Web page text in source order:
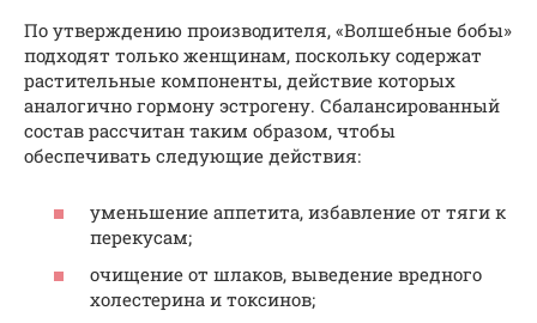
По утверждению производителя, «Волшебные бобы»
подходят только женщинам, поскольку содержат
растительные компоненты, действие которых
аналогично гормону эстрогену. Сбалансированный
состав рассчитан таким образом, чтобы
обеспечивать следующие действия:
уменьшение аппетита, избавление от тяги к
перекусам;
очищение от шлаков, выведение вредного
холестерина и токсинов;